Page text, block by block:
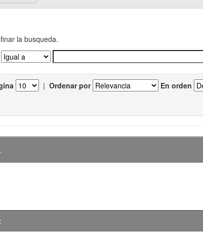
la busqueda.
| Ordenar por En orden